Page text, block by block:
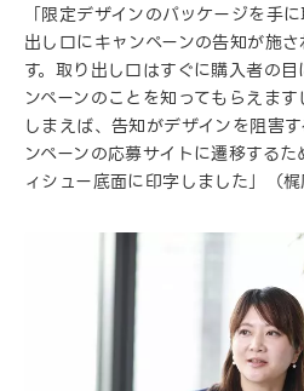
「限定デザインのパッケージを手
出し口にキャンペーンの告知が施
す。取り出し口はすぐに購入者の
ンペーンのことを知ってもらえま
しまえば、告知がデザインを阻害
ンペーンの応募サイトに遷移する
ィシュー底面に印字しました」（梶